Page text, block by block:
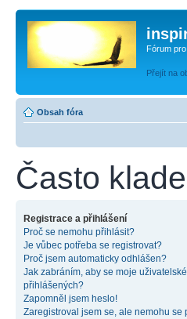
Fórum
Přejít na
Obsah fóra
Často
Registrace a přihlášení
Proč se nemohu přihlásit?
Je vůbec potřeba se registrovat?
Proč jsem automaticky odhlášen?
Jak zabráním, aby se moje
přihlášených?
Zapomněl jsem heslo!
Zaregistroval jsem se, ale nemohu se